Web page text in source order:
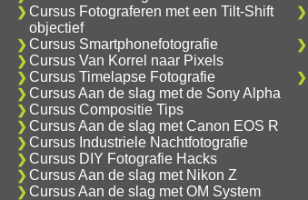
Cursus Fotograferen met een Tilt-Shift
objectief
Cursus Smartphonefotografie
Cursus Van Korrel naar Pixels
Cursus Timelapse Fotografie
Cursus Aan de slag met de Sony Alpha
Cursus Compositie Tips
Cursus Aan de slag met Canon EOS R
Cursus Industriele Nachtfotografie
Cursus DIY Fotografie Hacks
Cursus Aan de slag met Nikon Z
Cursus Aan de slag met OM System